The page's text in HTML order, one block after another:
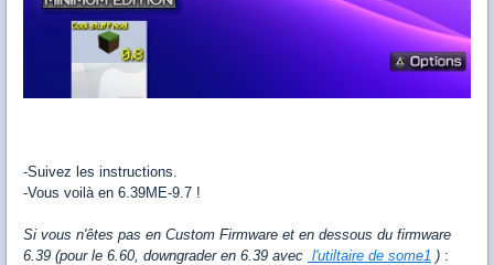
-Suivez les instructions.
-Vous voilà en 6.39ME-9.7 !
Si vous n'êtes pas en Custom Firmware et en dessous du firmware
6.39 (pour le 6.60, downgrader en 6.39 avec l'utiltaire de some1 ) :